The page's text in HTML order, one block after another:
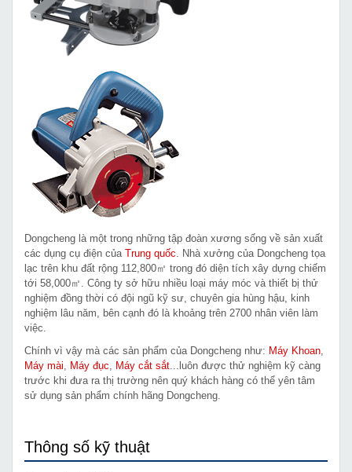
Dongcheng là một trong những tập đoàn xương sống về sản xuất
các dụng cụ điện của Trung quốc. Nhà xưởng của Dongcheng tọa
lạc trên khu đất rộng 112,800㎡ trong đó diện tích xây dựng chiếm
tới 58,000㎡. Công ty sở hữu nhiều loại máy móc và thiết bị thử
nghiệm đồng thời có đội ngũ kỹ sư, chuyên gia hùng hậu, kinh
nghiệm lâu năm, bên cạnh đó là khoảng trên 2700 nhân viên làm
việc.
Chính vì vậy mà các sản phẩm của Dongcheng như: Máy Khoan,
Máy mài, Máy đục, Máy cắt sắt...luôn được thử nghiệm kỹ càng
trước khi đưa ra thị trường nên quý khách hàng có thể yên tâm
sử dụng sản phẩm chính hãng Dongcheng.
Thông số kỹ thuật